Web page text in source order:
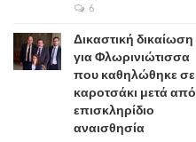
6
Δικαστική δικαίωση
για Φλωρινιώτισσα
που καθηλώθηκε σε
καροτσάκι μετά από
επισκληρίδιο
αναισθησία